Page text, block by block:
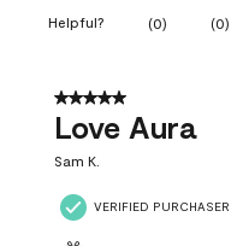
Helpful? (0) (0)
5 out of 5 stars.
Love Aura
Sam K.
VERIFIED PURCHASER